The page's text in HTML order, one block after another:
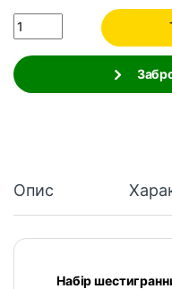
Quantity
Опис
Набір